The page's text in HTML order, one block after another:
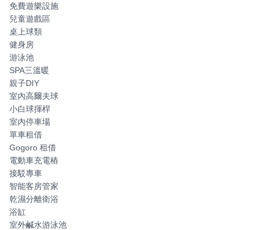
免費遊樂設施
兒童遊戲區
桌上球類
健身房
游泳池
SPA三溫暖
親子DIY
室內高爾夫球
小白球揮桿
室內停車場
單車租借
Gogoro 租借
電動車充電樁
接駁專車
智能客房管家
乾濕分離衛浴
浴缸
室外鹹水游泳池